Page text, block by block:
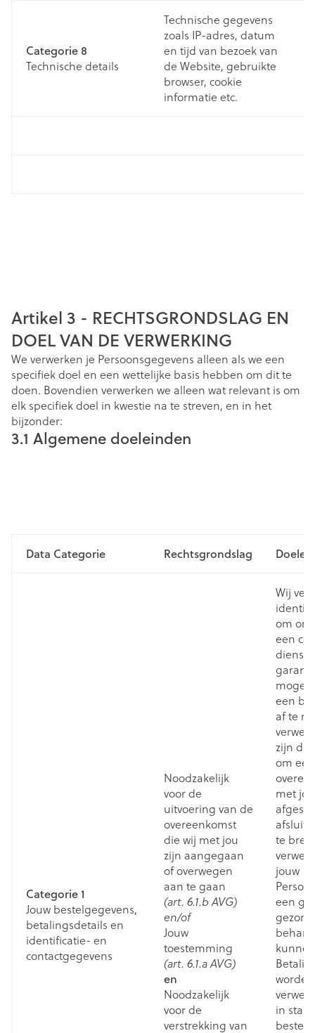
Categorie 8
Technische details
Technische gegevens
zoals IP-adres, datum
en tijd van bezoek van
de Website, gebruikte
browser, cookie
informatie etc.
Artikel 3 - RECHTSGRONDSLAG EN
DOEL VAN DE VERWERKING
We verwerken je Persoonsgegevens alleen als we een
specifiek doel en een wettelijke basis hebben om dit te
doen. Bovendien verwerken we alleen wat relevant is om
elk specifiek doel in kwestie na te streven, en in het
bijzonder:
3.1 Algemene doeleinden
Data Categorie Rechtsgrondslag
Categorie 1
Jouw bestelgegevens,
betalingsdetails en
identificatie- en
contactgegevens
Noodzakelijk
voor de
uitvoering van de
overeenkomst
die wij met jou
zijn aangegaan
of overwegen
aan te gaan
(art. 6.1.b AVG)
en/of
Jouw
toestemming
(art. 6.1.a AVG)
en
Noodzakelijk
voor de
verstrekking van
Wij
om
een
een
af te
zijn
om
met
te
jouw
een
in